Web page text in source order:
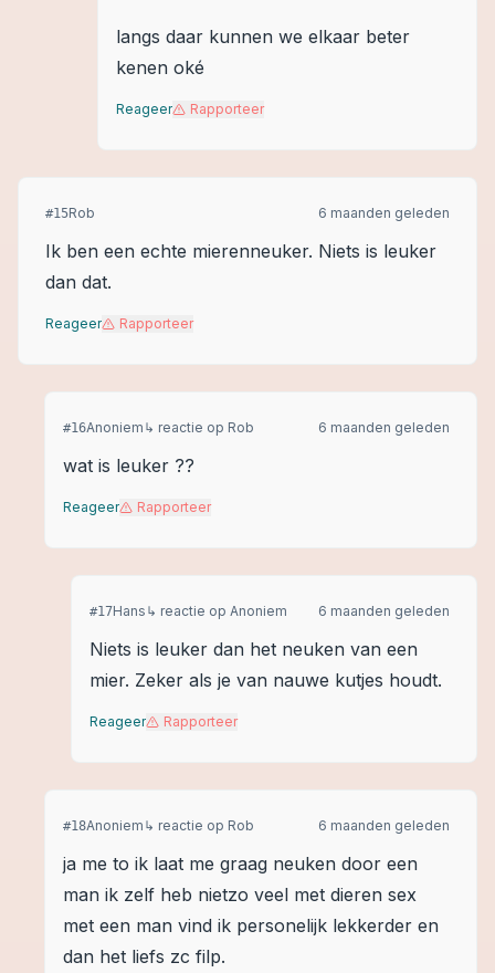
langs daar kunnen we elkaar beter
kenen oké
Reageer Rapporteer
#15Rob 6 maanden geleden
Ik ben een echte mierenneuker. Niets is leuker
dan dat.
Reageer Rapporteer
#16Anoniem ↳ reactie op Rob 6 maanden geleden
wat is leuker ??
Reageer Rapporteer
#17Hans ↳ reactie op Anoniem 6 maanden geleden
Niets is leuker dan het neuken van een
mier. Zeker als je van nauwe kutjes houdt.
Reageer Rapporteer
#18Anoniem ↳ reactie op Rob 6 maanden geleden
ja me to ik laat me graag neuken door een
man ik zelf heb nietzo veel met dieren sex
met een man vind ik personelijk lekkerder en
dan het liefs zc filp.